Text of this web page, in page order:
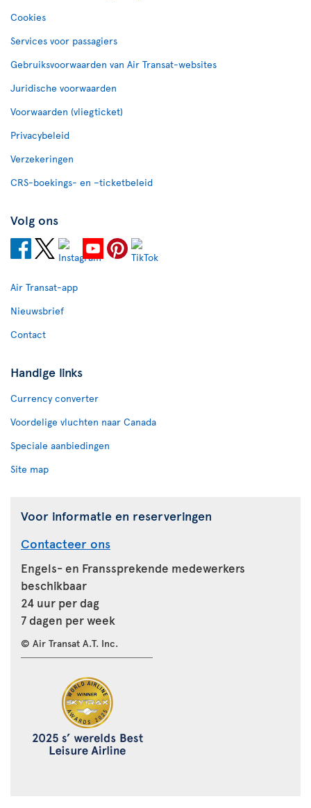
Cookies
Services voor passagiers
Gebruiksvoorwaarden van Air Transat-websites
Juridische voorwaarden
Voorwaarden (vliegticket)
Privacybeleid
Verzekeringen
CRS-boekings- en –ticketbeleid
Volg ons
Air Transat-app
Nieuwsbrief
Contact
Handige links
Currency converter
Voordelige vluchten naar Canada
Speciale aanbiedingen
Site map
Voor informatie en reserveringen
Contacteer ons
Engels- en Franssprekende medewerkers
beschikbaar
24 uur per dag
7 dagen per week
© Air Transat A.T. Inc.